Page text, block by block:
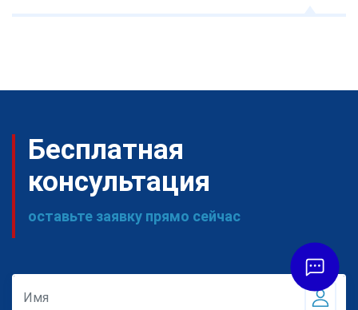
Бесплатная
консультация
оставьте заявку прямо сейчас